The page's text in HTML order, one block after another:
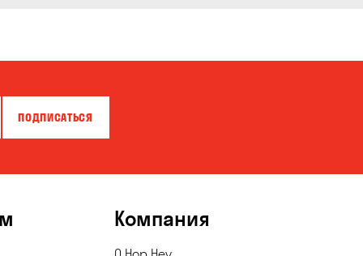
ПОДПИСАТЬСЯ
Компания